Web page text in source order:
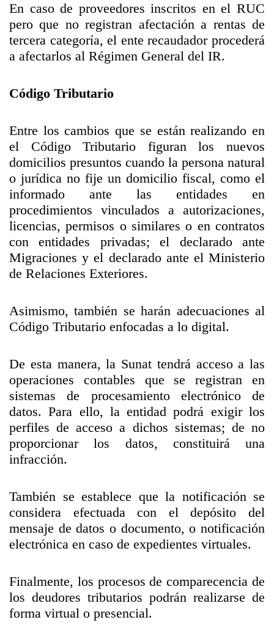
En caso de proveedores inscritos en el RUC
pero que no registran afectación a rentas de
tercera categoría, el ente recaudador procederá
a afectarlos al Régimen General del IR.
Código Tributario
Entre los cambios que se están realizando en
el Código Tributario figuran los nuevos
domicilios presuntos cuando la persona natural
o jurídica no fije un domicilio fiscal, como el
informado ante las entidades en
procedimientos vinculados a autorizaciones,
licencias, permisos o similares o en contratos
con entidades privadas; el declarado ante
Migraciones y el declarado ante el Ministerio
de Relaciones Exteriores.
Asimismo, también se harán adecuaciones al
Código Tributario enfocadas a lo digital.
De esta manera, la Sunat tendrá acceso a las
operaciones contables que se registran en
sistemas de procesamiento electrónico de
datos. Para ello, la entidad podrá exigir los
perfiles de acceso a dichos sistemas; de no
proporcionar los datos, constituirá una
infracción.
También se establece que la notificación se
considera efectuada con el depósito del
mensaje de datos o documento, o notificación
electrónica en caso de expedientes virtuales.
Finalmente, los procesos de comparecencia de
los deudores tributarios podrán realizarse de
forma virtual o presencial.